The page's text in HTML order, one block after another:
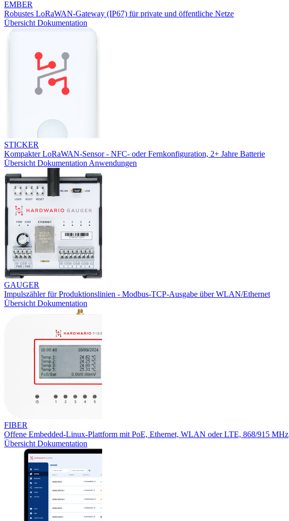
EMBER
Robustes LoRaWAN-Gateway (IP67) für private und öffentliche Netze
Übersicht Dokumentation
STICKER
Kompakter LoRaWAN-Sensor - NFC- oder Fernkonfiguration, 2+ Jahre Batterie
Übersicht Dokumentation Anwendungen
GAUGER
Impulszähler für Produktionslinien - Modbus-TCP-Ausgabe über WLAN/Ethernet
Übersicht Dokumentation
FIBER
Offene Embedded-Linux-Plattform mit PoE, Ethernet, WLAN oder LTE, 868/915 MHz
Übersicht Dokumentation